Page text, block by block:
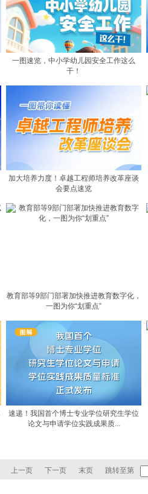
一图速览，中小学幼儿园安全工作这么
干！
加大培养力度！卓越工程师培养改革座谈
会要点速览
教育部等9部门部署加快推进教育数字化，
一图为你“划重点”
速递！我国首个博士专业学位研究生学位
论文与申请学位实践成果质...
上一页 下一页 末页 跳转至第